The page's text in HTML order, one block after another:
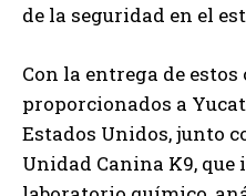
de la seguridad en el
Con la entrega de estos
proporcionados a
Estados Unidos, junto
Unidad Canina K9, que